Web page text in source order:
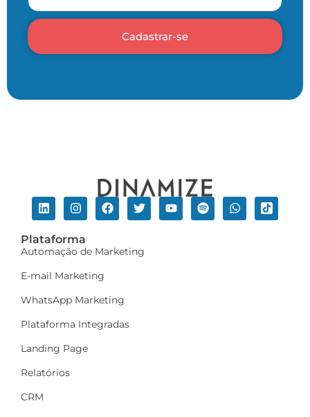
Cadastrar-se
Plataforma
Automação de Marketing
E-mail Marketing
WhatsApp Marketing
Plataforma Integradas
Landing Page
Relatórios
CRM